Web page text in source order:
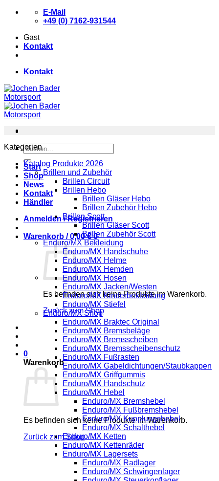
Zum
E-Mail
+49 (0) 7162-931544
Gast
Kontakt
Kontakt
Suchen
nach:
Start
Shop
News
Kontakt
Händler
Anmelden / Registrieren
Warenkorb /0,00€ 0
Es befinden sich keine Produkte im Warenkorb.
Zurück zum Shop
0
Warenkorb
Es befinden sich keine Produkte im Warenkorb.
Zurück zum Shop
Kategorien
Katalog Produkte 2026
Brillen und Zubehör
Brillen Circuit
Brillen Hebo
Brillen Gläser Hebo
Brillen Zubehör Hebo
Brillen Scott
Brillen Gläser Scott
Brillen Zubehör Scott
Enduro/MX Bekleidung
Enduro/MX Handschuhe
Enduro/MX Helme
Enduro/MX Hemden
Enduro/MX Hosen
Enduro/MX Jacken/Westen
Enduro/MX Kinderbekleidung
Enduro/MX Stiefel
Enduro/MX Shop
Enduro/MX Braktec Original
Enduro/MX Bremsbeläge
Enduro/MX Bremsscheiben
Enduro/MX Bremsscheibenschutz
Enduro/MX Fußrasten
Enduro/MX Gabeldichtungen/Staubkappen
Enduro/MX Griffgummis
Enduro/MX Handschutz
Enduro/MX Hebel
Enduro/MX Bremshebel
Enduro/MX Fußbremshebel
Enduro/MX Kupplungshebel
Enduro/MX Schalthebel
Enduro/MX Ketten
Enduro/MX Kettenräder
Enduro/MX Lagersets
Enduro/MX Radlager
Enduro/MX Schwingenlager